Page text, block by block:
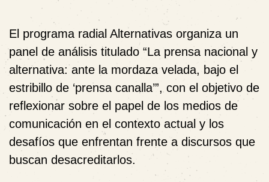
El programa radial Alternativas organiza un
panel de análisis titulado “La prensa nacional y
alternativa: ante la mordaza velada, bajo el
estribillo de ‘prensa canalla’”, con el objetivo de
reflexionar sobre el papel de los medios de
comunicación en el contexto actual y los
desafíos que enfrentan frente a discursos que
buscan desacreditarlos.